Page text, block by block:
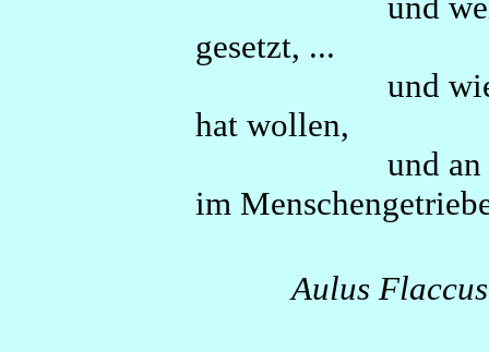
gesetzt, ...
und wie
hat wollen,
und an
im
Aulus